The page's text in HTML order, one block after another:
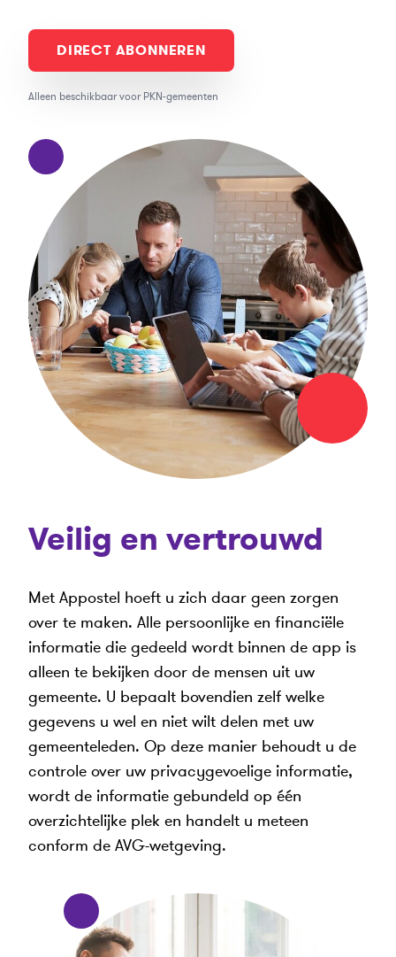
DIRECT ABONNEREN
Alleen beschikbaar voor PKN-gemeenten
Veilig en vertrouwd
Met Appostel hoeft u zich daar geen zorgen
over te maken. Alle persoonlijke en financiële
informatie die gedeeld wordt binnen de app is
alleen te bekijken door de mensen uit uw
gemeente. U bepaalt bovendien zelf welke
gegevens u wel en niet wilt delen met uw
gemeenteleden. Op deze manier behoudt u de
controle over uw privacygevoelige informatie,
wordt de informatie gebundeld op één
overzichtelijke plek en handelt u meteen
conform de AVG-wetgeving.